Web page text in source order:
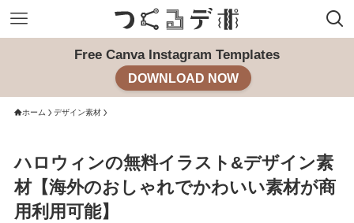
Free Canva Instagram Templates
DOWNLOAD NOW
ホーム デザイン素材
ハロウィンの無料イラスト&デザイン素
材【海外のおしゃれでかわいい素材が商
用利用可能】